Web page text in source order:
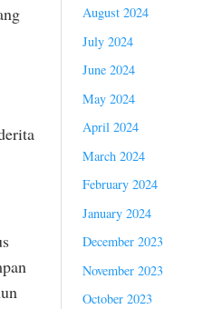
August 2024
July 2024
June 2024
May 2024
April 2024
March 2024
February 2024
January 2024
December 2023
November 2023
October 2023